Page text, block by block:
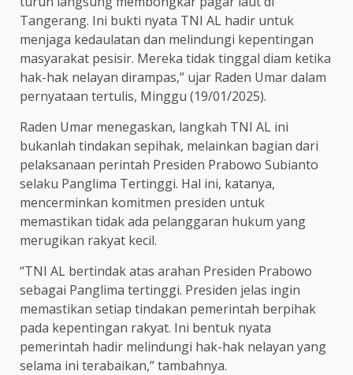
Tangerang. Ini bukti nyata TNI AL hadir untuk
menjaga kedaulatan dan melindungi kepentingan
masyarakat pesisir. Mereka tidak tinggal diam ketika
hak-hak nelayan dirampas,” ujar Raden Umar dalam
pernyataan tertulis, Minggu (19/01/2025).
Raden Umar menegaskan, langkah TNI AL ini
bukanlah tindakan sepihak, melainkan bagian dari
pelaksanaan perintah Presiden Prabowo Subianto
selaku Panglima Tertinggi. Hal ini, katanya,
mencerminkan komitmen presiden untuk
memastikan tidak ada pelanggaran hukum yang
merugikan rakyat kecil.
“TNI AL bertindak atas arahan Presiden Prabowo
sebagai Panglima tertinggi. Presiden jelas ingin
memastikan setiap tindakan pemerintah berpihak
pada kepentingan rakyat. Ini bentuk nyata
pemerintah hadir melindungi hak-hak nelayan yang
selama ini terabaikan,” tambahnya.